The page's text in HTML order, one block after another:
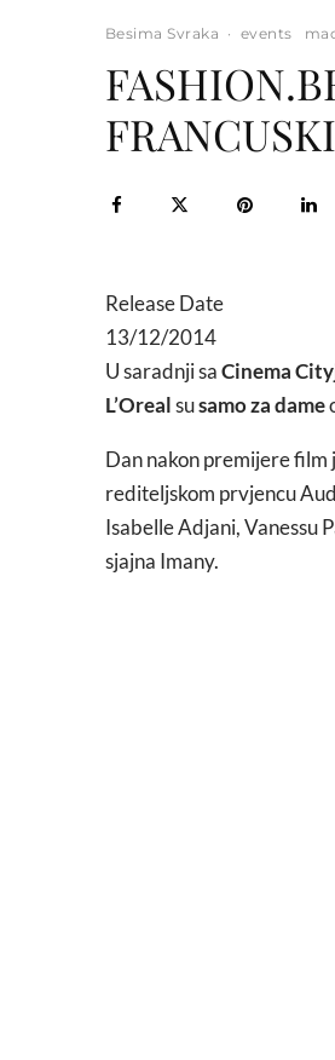
Besima Svraka · events
Release Date
13/12/2014
U saradnji saCinema
L’Orealsusamo za dame
Dan nakon premijere
rediteljskom prvjencu
Isabelle Adjani, Vanessu
sjajna Imany.